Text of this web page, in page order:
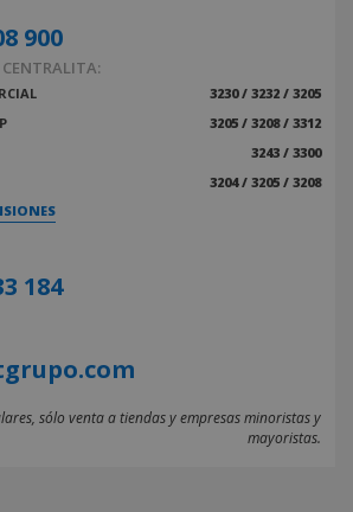
900
3230 / 3232 / 3205
3205 / 3208 / 3312
3243 / 3300
3204 / 3205 / 3208
184
sólo venta a tiendas y empresas minoristas y
mayoristas.